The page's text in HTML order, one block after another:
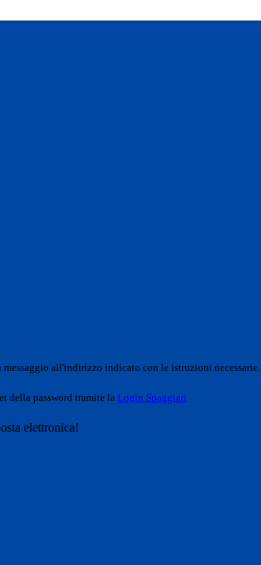
messaggio all'indirizzo indicato con le istruzioni necessarie.
della password tramite la Login Spaggiari
elettronica!